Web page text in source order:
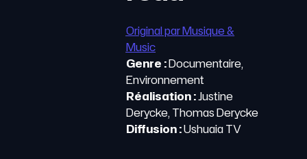
Original par Musique &
Music
Genre :Documentaire,
Environnement
Réalisation :Justine
Derycke, Thomas Derycke
Diffusion :Ushuaia TV